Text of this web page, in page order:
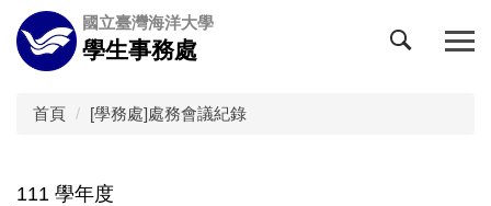
跳
到
主
國立臺灣海洋大學
學生事務處
首頁 [學務處]處務會議紀錄
111 學年度